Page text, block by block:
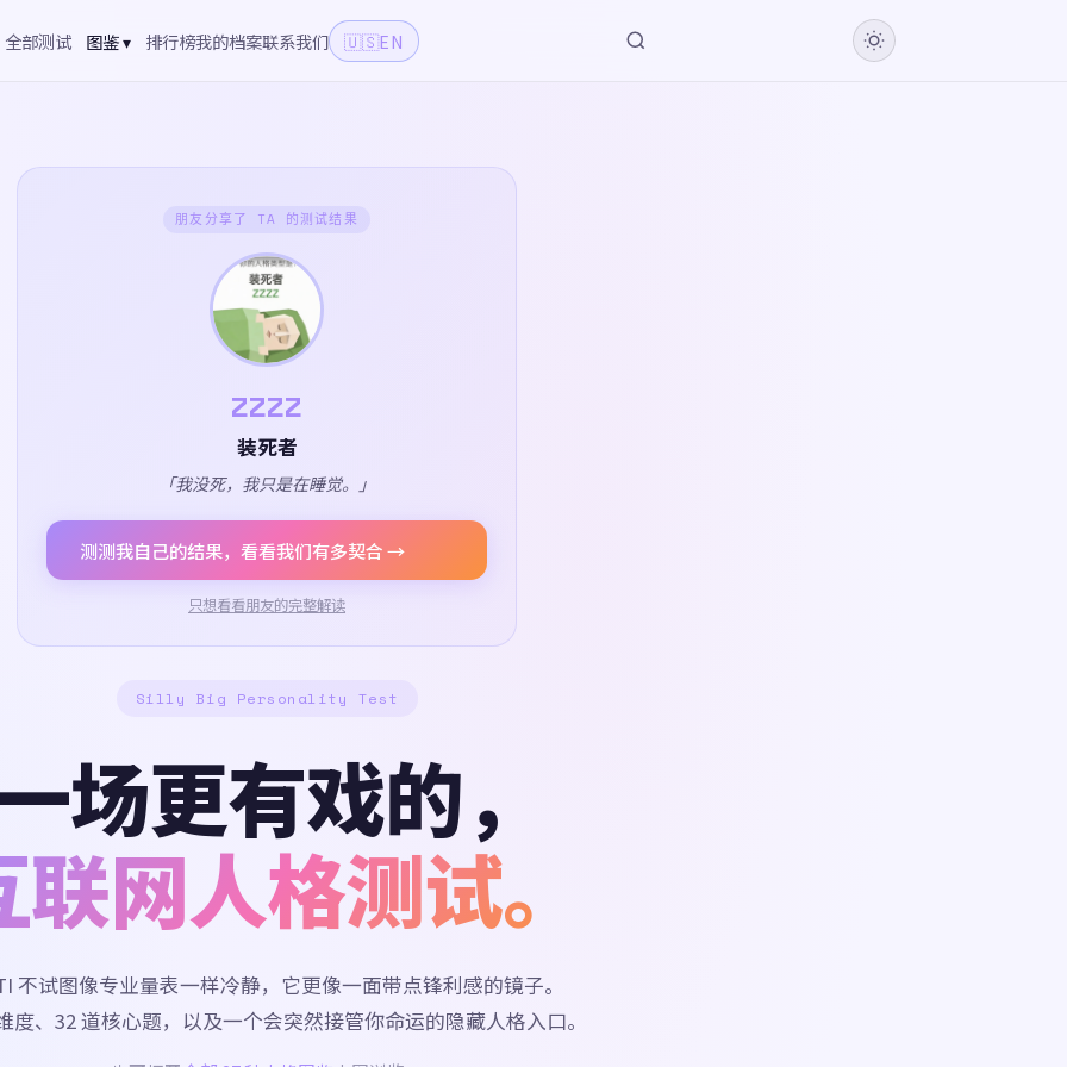
全部测试 图鉴 ▾ 排行榜我的档案联系我们 🇺🇸EN
朋友分享了 TA 的测试结果
ZZZZ
装死者
「我没死，我只是在睡觉。」
测测我自己的结果，看看我们有多契合 →
只想看看朋友的完整解读
Silly Big Personality Test
场更有戏的，
联网人格测试。
不试图像专业量表一样冷静，它更像一面带点锋利感的镜子。
度、32 道核心题，以及一个会突然接管你命运的隐藏人格入口。